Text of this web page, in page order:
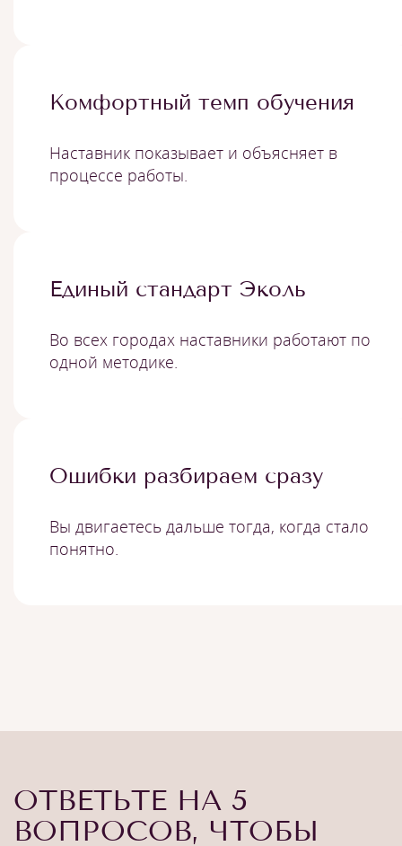
Комфортный темп обучения
Наставник показывает и объясняет в
процессе работы.
Единый стандарт Эколь
Во всех городах наставники работают по
одной методике.
Ошибки разбираем сразу
Вы двигаетесь дальше тогда, когда стало
понятно.
ОТВЕТЬТЕ НА 5
ВОПРОСОВ, ЧТОБЫ